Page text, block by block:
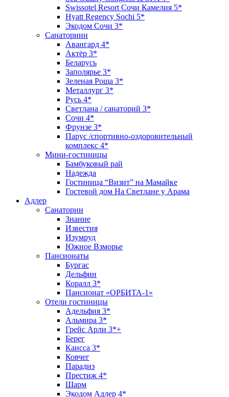
Swissotel Resort Сочи Камелия 5*
Hyatt Regency Sochi 5*
Экодом Сочи 3*
Санаториии
Авангард 4*
Актёр 3*
Беларусь
Заполярье 3*
Зеленая Роща 3*
Металлург 3*
Русь 4*
Светлана / санаторий 3*
Сочи 4*
Фрунзе 3*
Парус /спортивно-оздоровительный
комплекс 4*
Мини-гостиницы
Бамбуковый рай
Надежда
Гостиница “Визит” на Мамайке
Гостевой дом На Светлане у Арама
Адлер
Санатории
Знание
Известия
Изумруд
Южное Взморье
Пансионаты
Бургас
Дельфин
Коралл 3*
Пансионат «ОРБИТА-1»
Отели гостиницы
Адельфия 3*
Альмира 3*
Грейс Арли 3*+
Берег
Каисса 3*
Ковчег
Парадиз
Престиж 4*
Шарм
Экодом Адлер 4*